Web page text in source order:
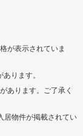
が表示されていま
ります。
あります。ご了承く
居物件が掲載されてい